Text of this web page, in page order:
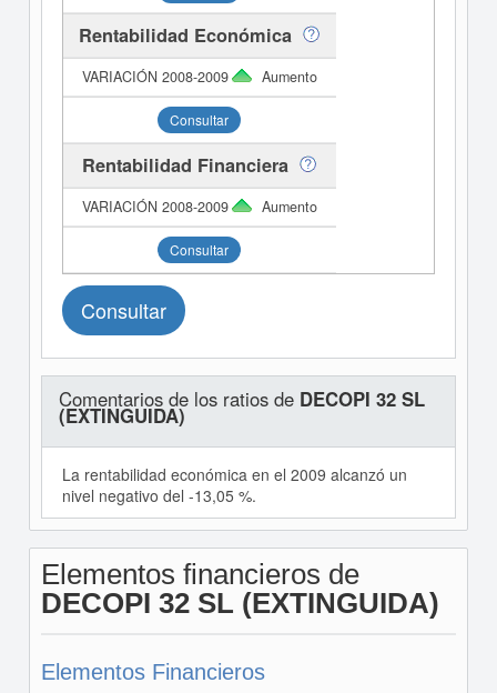
Rentabilidad Económica
Aumento
Consultar
Rentabilidad Financiera
Aumento
Consultar
Consultar
Comentarios de los ratios de DECOPI 32 SL
(EXTINGUIDA)
La rentabilidad económica en el 2009 alcanzó un
nivel negativo del -13,05 %.
Elementos financieros de
DECOPI 32 SL (EXTINGUIDA)
Elementos Financieros